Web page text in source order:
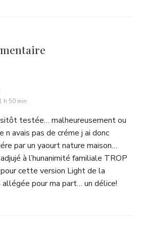
h 50 min
testée… malheureusement ou
n avais pas de créme j ai donc
par un yaourt nature maison…
à l’hunanimité familiale TROP
cette version Light de la
pour ma part… un délice!